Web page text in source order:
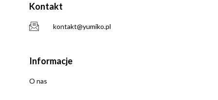
Kontakt
kontakt@yumiko.pl
Informacje
O nas